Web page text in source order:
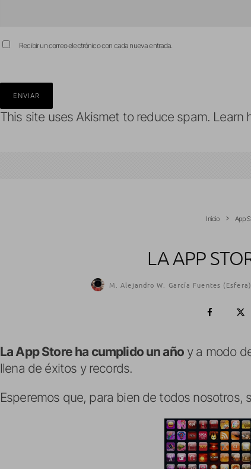
Recibir un correo electrónico con cada nueva entrada.
This site uses Akismet to reduce spam. Learn
Inicio App
LA APP
M. Alejandro W. García Fuentes (Esfera)
La App Store ha cumplido un añoy a modo
llena de éxitos y records.
Esperemos que, para bien de todos nosotros,